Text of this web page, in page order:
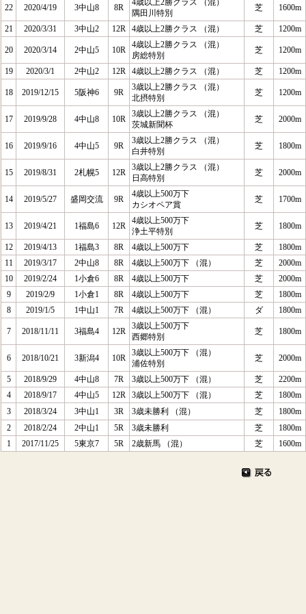
22 2020/4/19 3中山8 8R
4歳以上2勝クラス （混）
隅田川特別
芝 1600m
21 2020/3/31 3中山2 12R 4歳以上2勝クラス （混） 芝 1200m
20 2020/3/14 2中山5 10R
4歳以上2勝クラス （混）
房総特別
芝 1200m
19 2020/3/1 2中山2 12R 4歳以上2勝クラス （混） 芝 1200m
18 2019/12/15 5阪神6 9R
3歳以上2勝クラス （混）
北摂特別
芝 1200m
17 2019/9/28 4中山8 10R
3歳以上2勝クラス （混）
茨城新聞杯
芝 2000m
16 2019/9/16 4中山5 9R
3歳以上2勝クラス （混）
白井特別
芝 1800m
15 2019/8/31 2札幌5 12R
3歳以上2勝クラス （混）
日高特別
芝 2000m
14 2019/5/27 盛岡交流 9R
4歳以上500万下
カシオペア賞
芝 1700m
13 2019/4/21 1福島6 12R
4歳以上500万下
浄土平特別
芝 1800m
12 2019/4/13 1福島3 8R 4歳以上500万下 芝
1800m
11
2019/3/17 2中山8 8R 4歳以上500万下 （混） 芝
2000m
10
2019/2/24 1小倉6 8R 4歳以上500万下 芝
2000m
9
2019/2/9 1小倉1 8R 4歳以上500万下 芝
1800m
8
2019/1/5 1中山1 7R 4歳以上500万下 （混） ダ 1800m
7 2018/11/11 3福島4 12R
3歳以上500万下
西郷特別
芝 1800m
6 2018/10/21 3新潟4 10R
3歳以上500万下 （混）
浦佐特別
芝 2000m
5 2018/9/29 4中山8 7R 3歳以上500万下 （混） 芝
2200m
4
2018/9/17 4中山5 12R 3歳以上500万下 （混） 芝
1800m
3
2018/3/24 3中山1 3R 3歳未勝利 （混） 芝
1800m
2
2018/2/24 2中山1 5R 3歳未勝利 芝
1800m
1
2017/11/25 5東京7 5R 2歳新馬 （混） 芝 1600m